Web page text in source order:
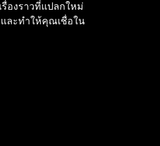
องราวที่แปลกใหม่
และทำให้คุณเชื่อใน